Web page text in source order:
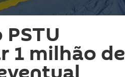
1 milhão de